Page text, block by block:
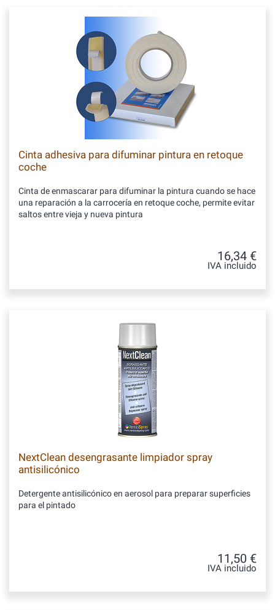
Cinta adhesiva para difuminar pintura en retoque
coche
Cinta de enmascarar para difuminar la pintura cuando se hace
una reparación a la carrocería en retoque coche, permite evitar
saltos entre vieja y nueva pintura
16,34 €
IVA incluido
NextClean desengrasante limpiador spray
antisilicónico
Detergente antisilicónico en aerosol para preparar superficies
para el pintado
11,50 €
IVA incluido